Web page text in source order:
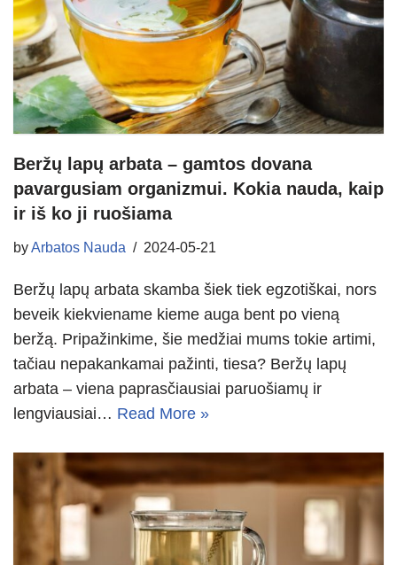
Beržų lapų arbata – gamtos dovana
pavargusiam organizmui. Kokia nauda, kaip
ir iš ko ji ruošiama
byArbatos Nauda 2024-05-21
Beržų lapų arbata skamba šiek tiek egzotiškai, nors
beveik kiekviename kieme auga bent po vieną
beržą. Pripažinkime, šie medžiai mums tokie artimi,
tačiau nepakankamai pažinti, tiesa? Beržų lapų
arbata – viena paprasčiausiai paruošiamų ir
lengviausiai… Read More »